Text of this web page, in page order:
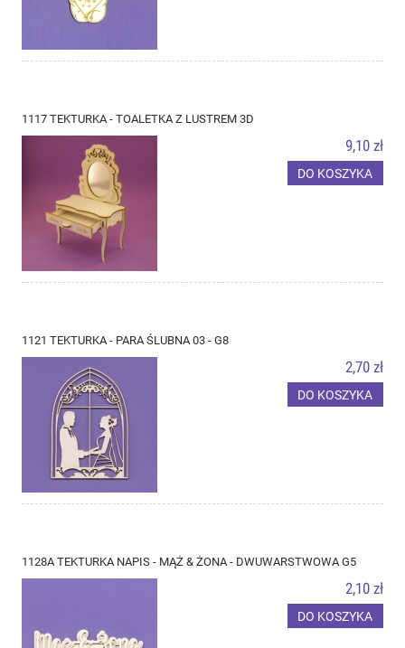
1117 TEKTURKA - TOALETKA Z LUSTREM 3D
9,10 zł
DO KOSZYKA
1121 TEKTURKA - PARA ŚLUBNA 03 - G8
2,70 zł
DO KOSZYKA
1128A TEKTURKA NAPIS - MĄŻ & ŻONA - DWUWARSTWOWA G5
2,10 zł
DO KOSZYKA